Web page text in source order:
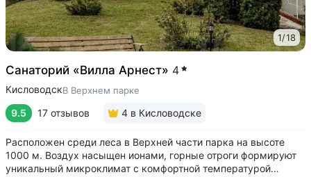
1/18
Санаторий «Вилла Арнест» 4
КисловодскВ Верхнем парке
9.5 17 отзывов 4 в Кисловодске
Расположен среди леса в Верхней части парка на высоте
1000 м. Воздух насыщен ионами, горные отроги формируют
уникальный микроклимат с комфортной температурой